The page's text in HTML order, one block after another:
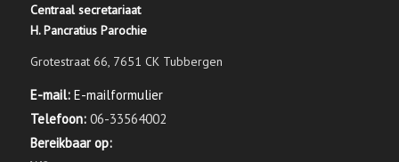
Centraal secretariaat
H. Pancratius Parochie
Grotestraat 66, 7651 CK Tubbergen
E-mail: E-mailformulier
Telefoon: 06-33564002
Bereikbaar op: